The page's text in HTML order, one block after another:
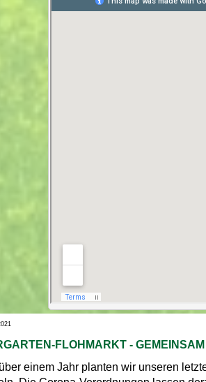
FLOHMARKT -
einem Jahr planten wir unseren